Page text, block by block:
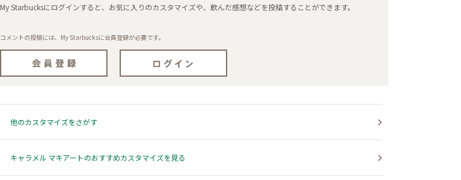
My Starbucksにログインすると、お気に入りのカスタマイズや、飲んだ感想などを投稿することができます。
コメントの投稿には、My Starbucksに会員登録が必要です。
他のカスタマイズをさがす
キャラメル マキアートのおすすめカスタマイズを見る